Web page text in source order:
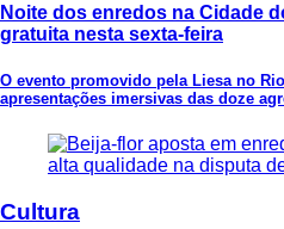
Noite dos enredos na Cidade
gratuita nesta sexta-feira
O evento promovido pela Liesa no
apresentações imersivas das doze
Cultura